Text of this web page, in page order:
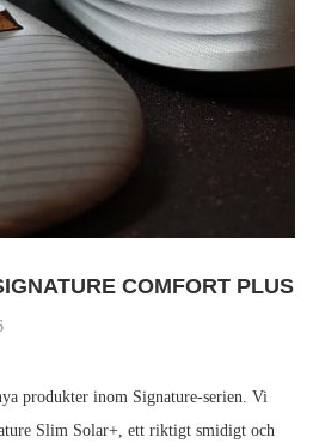
COMFORT PLUS
produkter inom Signature-serien. Vi
Slim Solar+, ett riktigt smidigt och